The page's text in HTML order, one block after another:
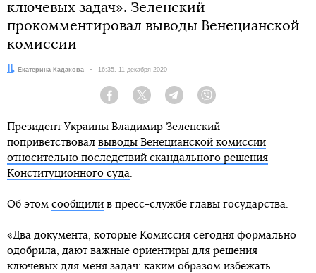
ключевых задач». Зеленский
прокомментировал выводы Венецианской
комиссии
Автор:Екатерина Кадакова Дата:
16:35, 11 декабря 2020
Facebook Twitter Telegram
Президент Украины Владимир Зеленский
поприветствовал выводы Венецианской комиссии
относительно последствий скандального решения
Конституционного суда.
Об этом сообщили в пресс-службе главы государства.
«Два документа, которые Комиссия сегодня формально
одобрила, дают важные ориентиры для решения
ключевых для меня задач: каким образом избежать